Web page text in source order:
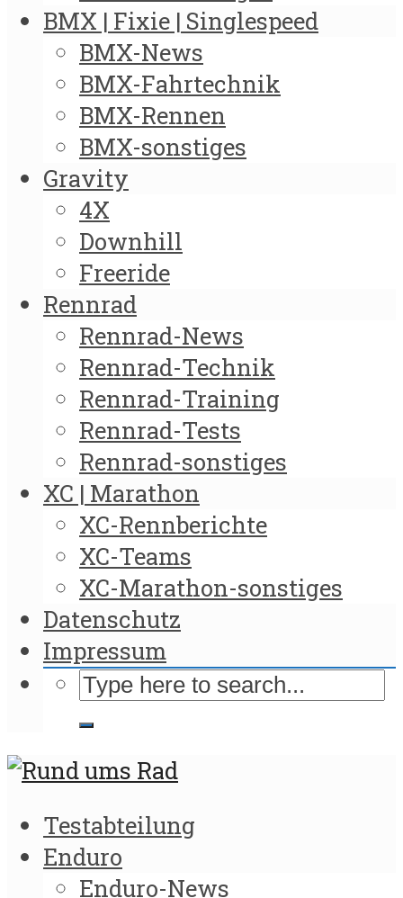
BMX | Fixie | Singlespeed
BMX-News
BMX-Fahrtechnik
BMX-Rennen
BMX-sonstiges
Gravity
4X
Downhill
Freeride
Rennrad
Rennrad-News
Rennrad-Technik
Rennrad-Training
Rennrad-Tests
Rennrad-sonstiges
XC | Marathon
XC-Rennberichte
XC-Teams
XC-Marathon-sonstiges
Datenschutz
Impressum
Testabteilung
Enduro
Enduro-News